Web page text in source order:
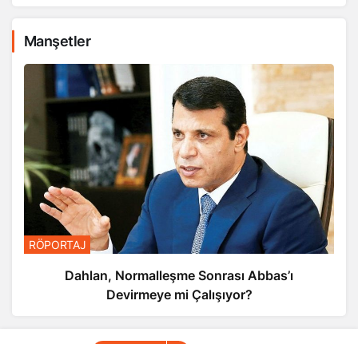
Manşetler
RÖPORTAJ
Dahlan, Normalleşme Sonrası Abbas’ı
Devirmeye mi Çalışıyor?